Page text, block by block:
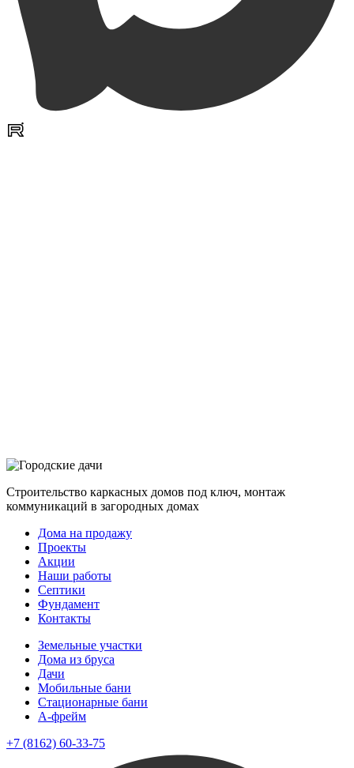
Строительство каркасных домов под ключ, монтаж
коммуникаций в загородных домах
Дома на продажу
Проекты
Акции
Наши работы
Септики
Фундамент
Контакты
Земельные участки
Дома из бруса
Дачи
Мобильные бани
Стационарные бани
A-фрейм
+7 (8162) 60-33-75